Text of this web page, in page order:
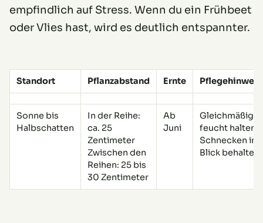
empfindlich auf Stress. Wenn du ein Frühbeet
oder Vlies hast, wird es deutlich entspannter.
Standort Pflanzabstand Ernte
Sonne bis
Halbschatten
In der Reihe:
ca. 25
Zentimeter
Zwischen den
Reihen: 25 bis
30 Zentimeter
Ab
Juni
Gleichmäßig
feucht halten,
Schnecken im
Blick behalten